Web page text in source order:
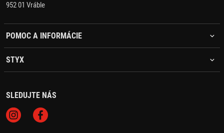
952 01 Vráble
POMOC A INFORMÁCIE
STYX
SLEDUJTE NÁS